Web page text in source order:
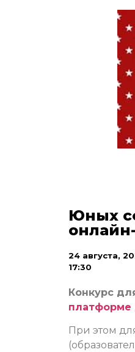
Юных
24 августа,
17:30
Конкурс
платформе
При этом